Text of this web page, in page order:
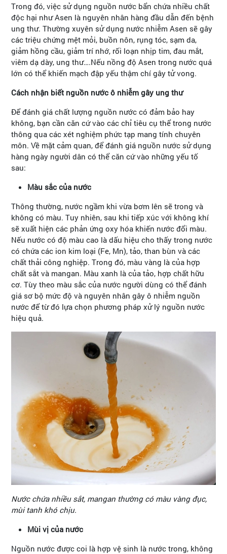
Trong đó, việc sử dụng nguồn nước bẩn chứa nhiều chất
độc hại như Asen là nguyên nhân hàng đầu dẫn đến bệnh
ung thư. Thường xuyên sử dụng nước nhiễm Asen sẽ gây
các triệu chứng mệt mỏi, buồn nôn, rụng tóc, sạm da,
giảm hồng cầu, giảm trí nhớ, rối loạn nhịp tim, đau mắt,
viêm dạ dày, ung thư….Nếu nồng độ Asen trong nước quá
lớn có thể khiến mạch đập yếu thậm chí gây tử vong.
Cách nhận biết nguồn nước ô nhiễm gây ung thư
Để đánh giá chất lượng nguồn nước có đảm bảo hay
không, bạn cần căn cứ vào các chỉ tiêu cụ thể trong nước
thông qua các xét nghiệm phức tạp mang tính chuyên
môn. Về mặt cảm quan, để đánh giá nguồn nước sử dụng
hàng ngày người dân có thể căn cứ vào những yếu tố
sau:
Màu sắc của nước
Thông thường, nước ngầm khi vừa bơm lên sẽ trong và
không có màu. Tuy nhiên, sau khi tiếp xúc với không khí
sẽ xuất hiện các phản ứng oxy hóa khiến nước đổi màu.
Nếu nước có độ màu cao là dấu hiệu cho thấy trong nước
có chứa các ion kim loại (Fe, Mn), tảo, than bùn và các
chất thải công nghiệp. Trong đó, màu vàng là của hợp
chất sắt và mangan. Màu xanh là của tảo, hợp chất hữu
cơ. Tùy theo màu sắc của nước người dùng có thể đánh
giá sơ bộ mức độ và nguyên nhân gây ô nhiễm nguồn
nước để từ đó lựa chọn phương pháp xử lý nguồn nước
hiệu quả.
Nước chứa nhiều sắt, mangan thường có màu vàng đục,
mùi tanh khó chịu.
Mùi vị của nước
Nguồn nước được coi là hợp vệ sinh là nước trong, không